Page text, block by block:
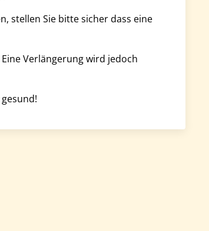
stellen Sie bitte sicher dass eine
Verlängerung wird jedoch